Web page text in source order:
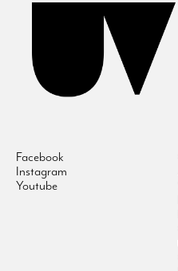
Facebook
Instagram
Youtube